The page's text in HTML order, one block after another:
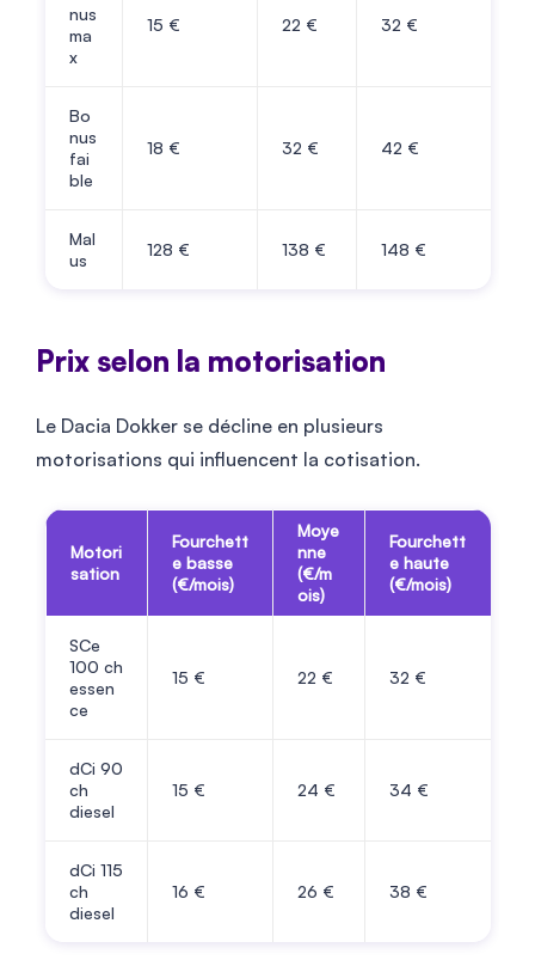
nus
ma
x
15 € 22 € 32 €
Bo
nus
fai
ble
18 € 32 € 42 €
Mal
us
128 € 138 € 148 €
Prix selon la motorisation
Le Dacia Dokker se décline en plusieurs
motorisations qui influencent la cotisation.
Motori
sation
Fourchett
e basse
(€/mois)
Moye
nne
(€/m
ois)
Fourchett
e haute
(€/mois)
SCe
100 ch
essen
ce
15 € 22 € 32 €
dCi 90
ch
diesel
15 € 24 € 34 €
dCi 115
ch
diesel
16 € 26 € 38 €